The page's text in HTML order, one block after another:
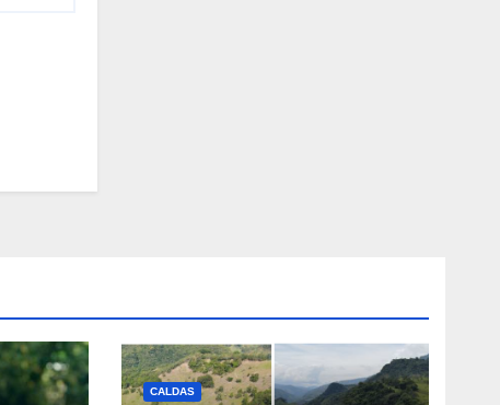
CALDAS